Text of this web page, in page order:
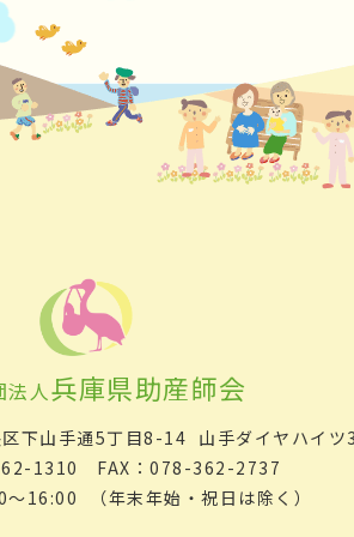
法人 兵庫県助産師会
下山手通5丁目8-14
山手ダイヤハイ
1310 FAX：078-362-2737
～16:00
（年末年始・祝日は除く）